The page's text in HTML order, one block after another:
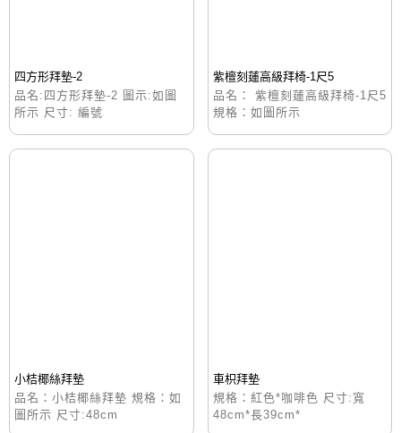
四方形拜墊-2
品名:四方形拜墊-2 圖示:如圖
所示 尺寸: 編號
紫檀刻蓮高級拜椅-1尺5
品名： 紫檀刻蓮高級拜椅-1尺5
規格：如圖所示
小桔椰絲拜墊
品名：小桔椰絲拜墊 規格：如
圖所示 尺寸:48cm
車枳拜墊
規格：紅色*咖啡色 尺寸:寬
48cm*長39cm*